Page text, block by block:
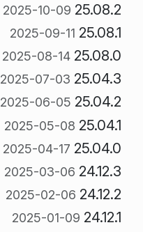
25.08.2
2025-10-09
25.08.1
2025-09-11
25.08.0
2025-08-14
25.04.3
2025-07-03
25.04.2
2025-06-05
25.04.1
2025-05-08
25.04.0
2025-04-17
24.12.3
2025-03-06
24.12.2
2025-02-06
24.12.1
2025-01-09